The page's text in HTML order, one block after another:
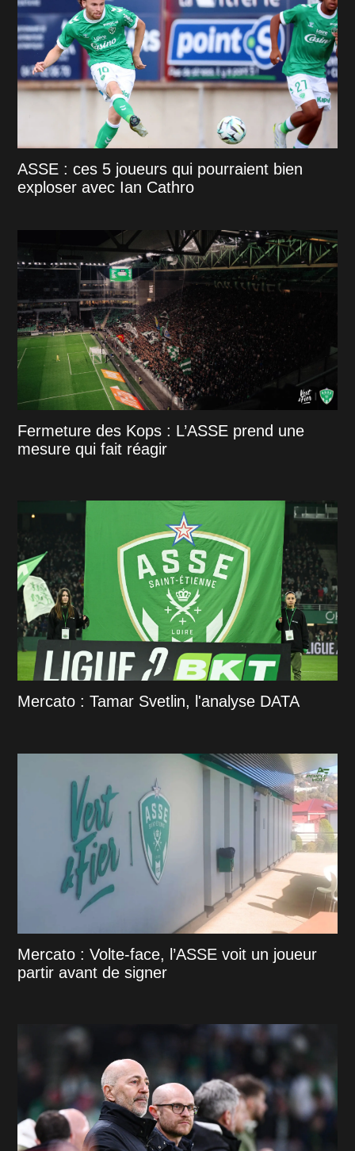
ASSE : ces 5 joueurs qui pourraient bien
exploser avec Ian Cathro
Fermeture des Kops : L’ASSE prend une
mesure qui fait réagir
Mercato : Tamar Svetlin, l'analyse DATA
Mercato : Volte-face, l’ASSE voit un joueur
partir avant de signer